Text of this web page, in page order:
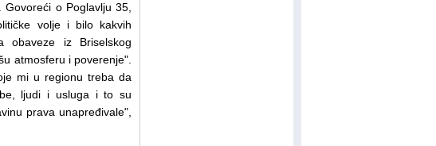
o Poglavlju 35,
volje i bilo kakvih
obaveze iz Briselskog
atmosferu i poverenje".
mi u regionu treba da
ljudi i usluga i to su
prava unapređivale",